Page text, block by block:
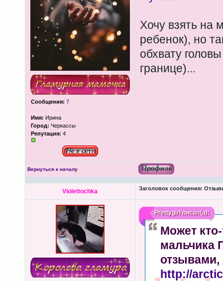
Сообщения: 7
Имя: Ирина
Город: Черкассы
Репутация: 4
Хочу взять на
ребенок), но
обхвату
границе)...
Вернуться к началу
Violettochka Заголовок сообщения:
Prettygirlписал(а):
Может
мальчика
отзывами,
http://